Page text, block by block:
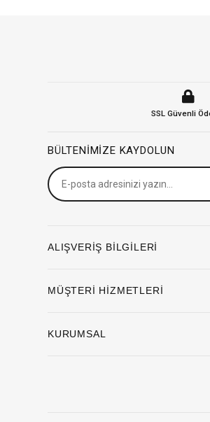
SSL Güvenli
BÜLTENIMIZE KAYDOLUN
ALIŞVERİŞ BİLGİLERİ
MÜŞTERİ HİZMETLERİ
KURUMSAL